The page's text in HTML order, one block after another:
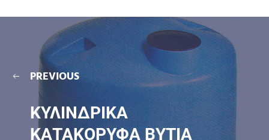
PREVIOUS
ΚΥΛΙΝΔΡΙΚΑ
ΚΑΤΑΚΟΡΥΦΑ ΒYTIA